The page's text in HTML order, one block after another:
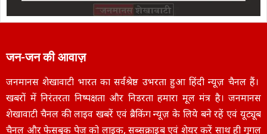
जन-जन की आवाज़
जनमानस शेखावाटी भारत का सर्वश्रेष्ठ उभरता हुआ हिंदी न्यूज़ चैनल हैं।
खबरों में निरंतरता निष्पक्षता और निडरता हमारा मूल मंत्र है। जनमानस
शेखावाटी चैनल की लाइव खबरें एवं ब्रैकिंग न्यूज़ के लिये बने रहें एवं यूट्यूब
चैनल और फेसबुक पेज को लाइक, सब्सक्राइब एवं शेयर करें साथ ही गूगल